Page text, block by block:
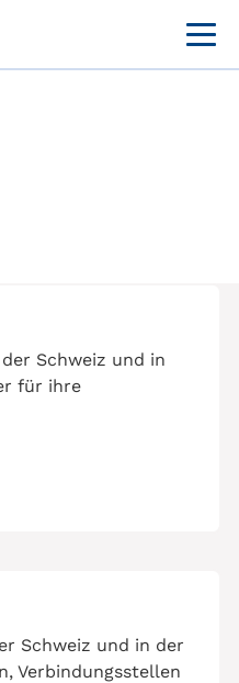
Menü
Schweiz und in
für ihre
Schweiz und in der
Verbindungsstellen